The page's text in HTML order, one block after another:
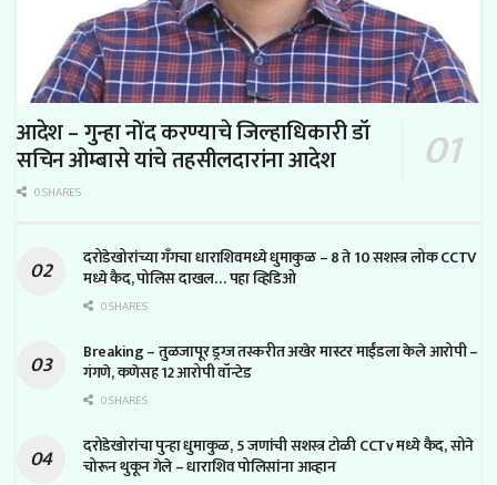
आदेश – गुन्हा नोंद करण्याचे जिल्हाधिकारी डॉ
सचिन ओम्बासे यांचे तहसीलदारांना आदेश
0 SHARES
दरोडेखोरांच्या गँगचा धाराशिवमध्ये धुमाकुळ – 8 ते 10 सशस्त्र लोक CCTV
मध्ये कैद, पोलिस दाखल… पहा व्हिडिओ
0 SHARES
Breaking – तुळजापूर ड्रग्ज तस्करीत अखेर मास्टर माईंडला केले आरोपी –
गंगणे, कणेसह 12 आरोपी वॉन्टेड
0 SHARES
दरोडेखोरांचा पुन्हा धुमाकुळ, 5 जणांची सशस्त्र टोळी CCTv मध्ये कैद, सोने
चोरून थुकून गेले – धाराशिव पोलिसांना आव्हान